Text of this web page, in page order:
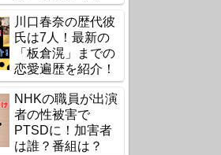
る？
川口春奈の歴代彼
氏は7人！最新の
「板倉滉」までの
恋愛遍歴を紹介！
NHKの職員が出演
者の性被害で
PTSDに！加害者
は誰？番組は？